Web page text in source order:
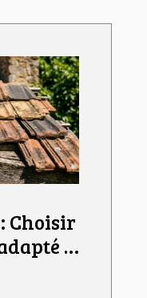
Choisir
à